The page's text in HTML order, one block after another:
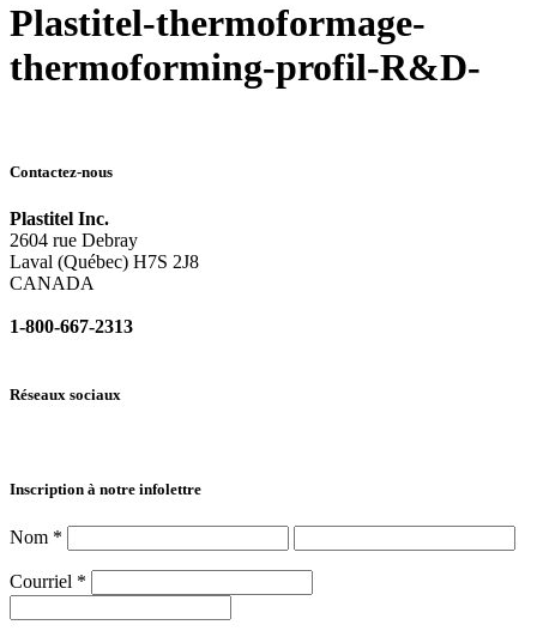
Plastitel-thermoformage-
thermoforming-profil-R&D-
Contactez-nous
Plastitel Inc.
2604 rue Debray
Laval (Québec) H7S 2J8
CANADA
1-800-667-2313
Réseaux sociaux
Inscription à notre infolettre
Nom *
Courriel *